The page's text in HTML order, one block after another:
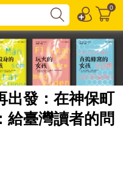
0
出發：在神保町
給臺灣讀者的問